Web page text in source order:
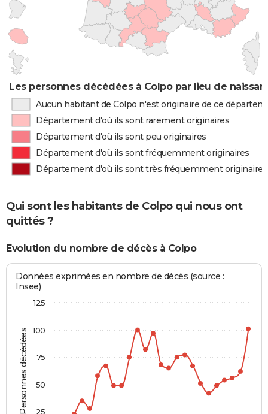
Les personnes décédées à Colpo par lieu de
Aucun habitant de Colpo n'est originaire de ce
Département d'où ils sont rarement originaires
Département d'où ils sont peu originaires
Département d'où ils sont fréquemment originaires
Département d'où ils sont très fréquemment originaires
Qui sont les habitants de Colpo qui nous ont
quittés ?
Evolution du nombre de décès à Colpo
Personnes décédées
Données exprimées en nombre de décès (source :
Insee)
25
50
75
100
125